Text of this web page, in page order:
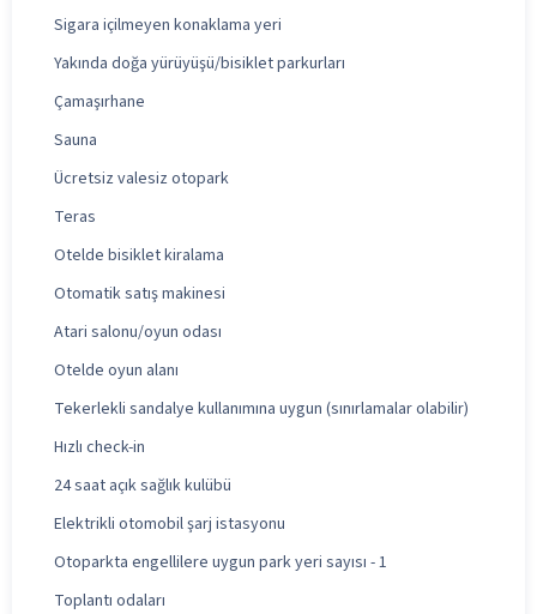
Sigara içilmeyen konaklama yeri
Yakında doğa yürüyüşü/bisiklet parkurları
Çamaşırhane
Sauna
Ücretsiz valesiz otopark
Teras
Otelde bisiklet kiralama
Otomatik satış makinesi
Atari salonu/oyun odası
Otelde oyun alanı
Tekerlekli sandalye kullanımına uygun (sınırlamalar olabilir)
Hızlı check-in
24 saat açık sağlık kulübü
Elektrikli otomobil şarj istasyonu
Otoparkta engellilere uygun park yeri sayısı - 1
Toplantı odaları